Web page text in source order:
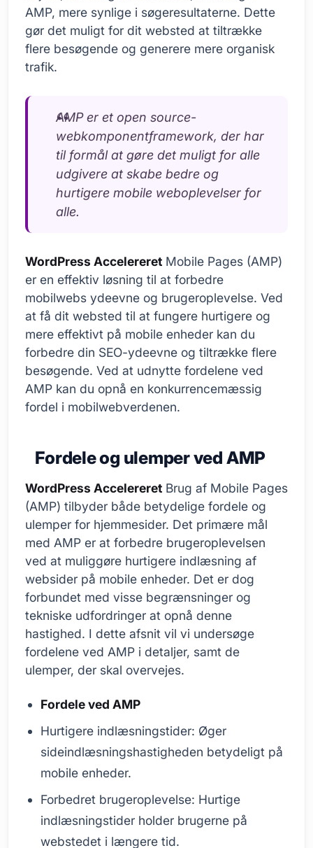
AMP, mere synlige i søgeresultaterne. Dette
gør det muligt for dit websted at tiltrække
flere besøgende og generere mere organisk
trafik.
AMP er et open source-
webkomponentframework, der har
til formål at gøre det muligt for alle
udgivere at skabe bedre og
hurtigere mobile weboplevelser for
alle.
WordPress Accelereret Mobile Pages (AMP)
er en effektiv løsning til at forbedre
mobilwebs ydeevne og brugeroplevelse. Ved
at få dit websted til at fungere hurtigere og
mere effektivt på mobile enheder kan du
forbedre din SEO-ydeevne og tiltrække flere
besøgende. Ved at udnytte fordelene ved
AMP kan du opnå en konkurrencemæssig
fordel i mobilwebverdenen.
Fordele og ulemper ved AMP
WordPress Accelereret Brug af Mobile Pages
(AMP) tilbyder både betydelige fordele og
ulemper for hjemmesider. Det primære mål
med AMP er at forbedre brugeroplevelsen
ved at muliggøre hurtigere indlæsning af
websider på mobile enheder. Det er dog
forbundet med visse begrænsninger og
tekniske udfordringer at opnå denne
hastighed. I dette afsnit vil vi undersøge
fordelene ved AMP i detaljer, samt de
ulemper, der skal overvejes.
Fordele ved AMP
Hurtigere indlæsningstider: Øger
sideindlæsningshastigheden betydeligt på
mobile enheder.
Forbedret brugeroplevelse: Hurtige
indlæsningstider holder brugerne på
webstedet i længere tid.